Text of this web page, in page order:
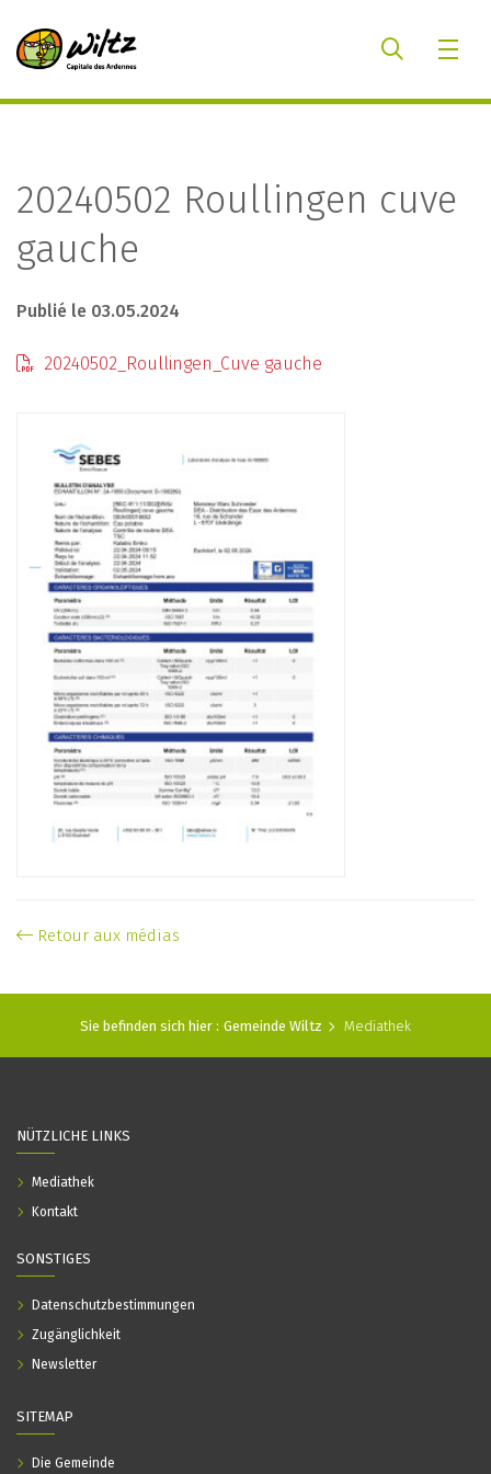
20240502 Roullingen cuve
gauche
Publié le 03.05.2024
20240502_Roullingen_Cuve gauche
Retour aux médias
Sie befinden sich hier : Gemeinde Wiltz Mediathek
SITEMAP
Die Gemeinde
NÜTZLICHE LINKS
Mediathek
Kontakt
SONSTIGES
Datenschutzbestimmungen
Zugänglichkeit
Newsletter